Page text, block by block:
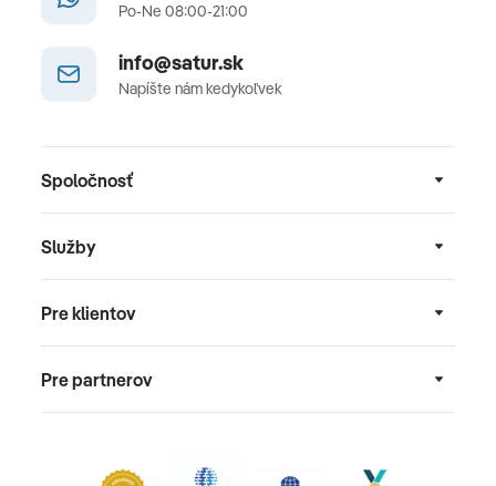
Po-Ne 08:00-21:00
info@satur.sk
Napíšte nám kedykoľvek
Spoločnosť
Služby
Pre klientov
Pre partnerov